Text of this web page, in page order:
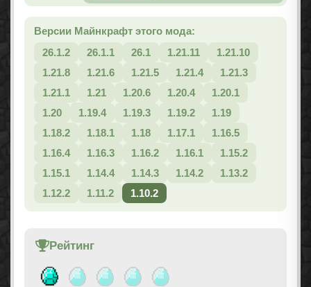
Версии Майнкрафт этого мода:
26.1.2
26.1.1 26.1 1.21.11
1.21.10
1.21.8
1.21.6 1.21.5 1.21.4
1.21.3
1.21.1
1.21 1.20.6 1.20.4
1.20.1
1.20
1.19.4 1.19.3 1.19.2
1.19
1.18.2
1.18.1 1.18 1.17.1
1.16.5
1.16.4
1.16.3 1.16.2 1.16.1
1.15.2
1.15.1
1.14.4 1.14.3 1.14.2
1.13.2
1.12.2
1.11.2 1.10.2
Рейтинг